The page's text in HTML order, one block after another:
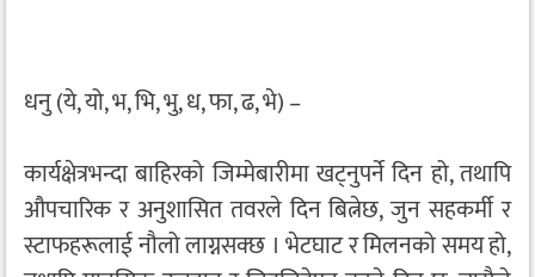
धनु (ये, यो, भ, भि, भु, ध, फा, ढ, भे) –
कार्यक्षेत्रभन्दा बाहिरको जिम्मेबारीमा खट्नुपर्ने दिन हो, तथापि
औपचारिक र अनुशासित तवरले दिन बित्नेछ, जुन सहकर्मी र
स्टाफहरूलाई नौलो लाग्नसक्छ । भेटघाट र मिलनको समय हो,